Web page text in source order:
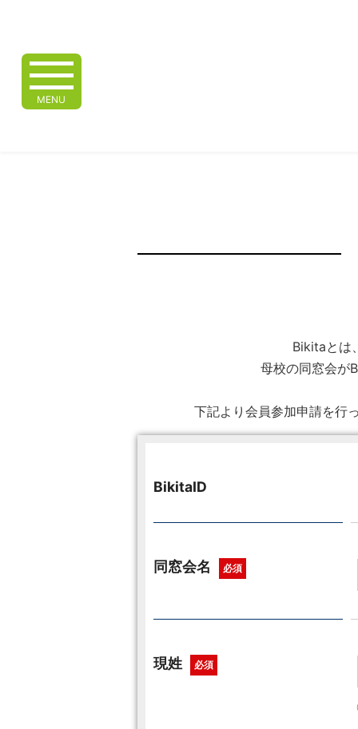
MENU
Bikitaとは
母校の同窓会が
下記より会員参加申請を行
BikitaID
同窓会名 必須
現姓 必須